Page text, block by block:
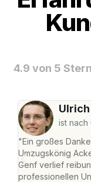
4.9 von 5
ist nach
"Ein großes
Umzugskönig
Genf verlief
professionellen